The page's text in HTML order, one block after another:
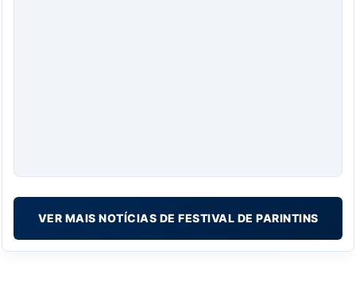
VER MAIS NOTÍCIAS DE FESTIVAL DE PARINTINS